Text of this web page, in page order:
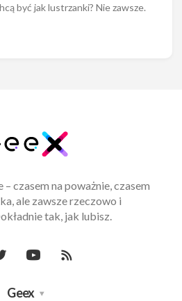
być jak lustrzanki? Nie zawsze.
czasem na poważnie, czasem
ale zawsze rzeczowo i
tak, jak lubisz.
Geex